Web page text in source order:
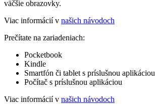
väčšie obrazovky.
Viac informácií v našich návodoch
Prečítate na zariadeniach:
Pocketbook
Kindle
Smartfón či tablet s príslušnou aplikáciou
Počítač s príslušnou aplikáciou
Viac informácií v našich návodoch